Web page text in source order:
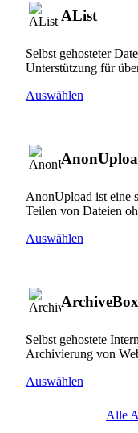
AList
Selbst gehosteter
Unterstützung für
Auswählen
AnonUpload ist eine
Teilen von Dateien
Auswählen
ArchiveBox
Selbst gehostete
Archivierung von
Auswählen
Alle